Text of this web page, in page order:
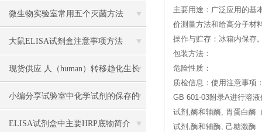
操作说明
微生物实验室常用五个灭菌方法
大鼠ELISA试剂盒注意事项方法
现货供应 人（human）转移趋化生长
因子β1（TGF-β1） 说明书
小编分享试验室中化学试剂的保存的
方法
ELISA试剂盒中主要HRP底物简介
主要用途：广泛应用的基
价测量方法和给高分子材
操作与贮存：冰箱内保存
包装方法：
危险性质：
质检信息：使用注意事项
GB 601-03附录A进行溶
试剂,酶和辅酶, 胃蛋白酶
试剂,酶和辅酶, 己糖激酶